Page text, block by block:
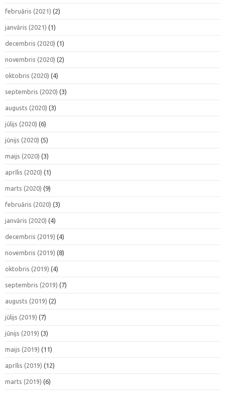
februāris (2021) (2)
janvāris (2021) (1)
decembris (2020) (1)
novembris (2020) (2)
oktobris (2020) (4)
septembris (2020) (3)
augusts (2020) (3)
jūlijs (2020) (6)
jūnijs (2020) (5)
maijs (2020) (3)
aprīlis (2020) (1)
marts (2020) (9)
februāris (2020) (3)
janvāris (2020) (4)
decembris (2019) (4)
novembris (2019) (8)
oktobris (2019) (4)
septembris (2019) (7)
augusts (2019) (2)
jūlijs (2019) (7)
jūnijs (2019) (3)
maijs (2019) (11)
aprīlis (2019) (12)
marts (2019) (6)